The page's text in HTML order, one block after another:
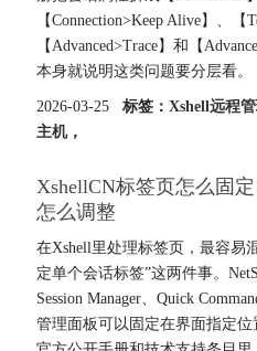
【Connection>Keep Alive】、【
【Advanced>Trace】和【
本身就说明这类问题要分层看。
2026-03-25 标签： Xshell远程
主机，
XshellCN标签页怎么固
怎么调整
在Xshell里处理标签页，最容易
定单个会话标签”这两件事。
Session Manager、Quick
管理面板可以固定在界面指定